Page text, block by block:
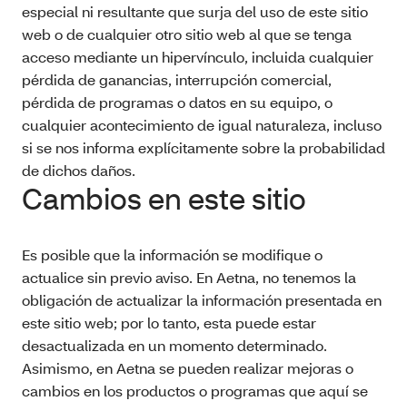
especial ni resultante que surja del uso de este sitio
web o de cualquier otro sitio web al que se tenga
acceso mediante un hipervínculo, incluida cualquier
pérdida de ganancias, interrupción comercial,
pérdida de programas o datos en su equipo, o
cualquier acontecimiento de igual naturaleza, incluso
si se nos informa explícitamente sobre la probabilidad
de dichos daños.
Cambios en este sitio
Es posible que la información se modifique o
actualice sin previo aviso. En Aetna, no tenemos la
obligación de actualizar la información presentada en
este sitio web; por lo tanto, esta puede estar
desactualizada en un momento determinado.
Asimismo, en Aetna se pueden realizar mejoras o
cambios en los productos o programas que aquí se